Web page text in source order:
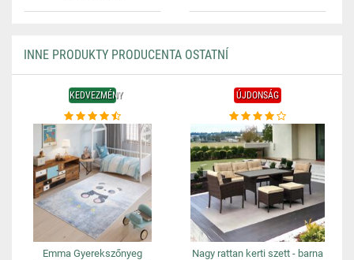
INNE PRODUKTY PRODUCENTA OSTATNÍ
KEDVEZMÉNY
Emma Gyerekszőnyeg
ÚJDONSÁG
Nagy rattan kerti szett - barna